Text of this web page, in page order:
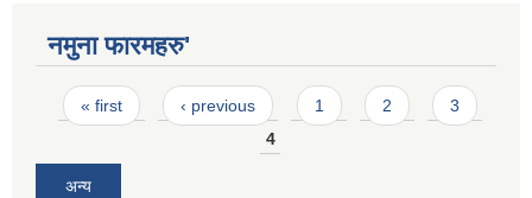
नमुना फारमहरु'
Pages
« first ‹ previous 1 2
3
4
अन्य